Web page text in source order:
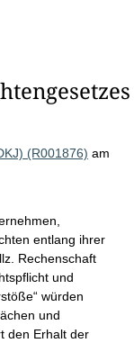
(R001876) am
entlang ihrer
Rechenschaft
und
würden
und
den Erhalt der